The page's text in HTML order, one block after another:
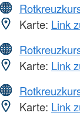
Karte: Link
Karte: Link
Karte: Link